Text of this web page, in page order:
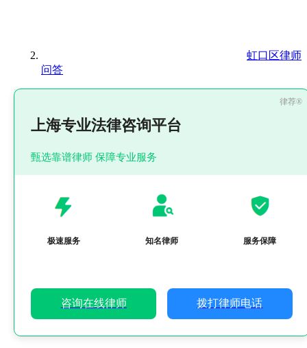
虹口区律师
问答
上海专业法律咨询平台
甄选靠谱律师 保障专业服务
极速服务 知名律师 服务保障
咨询在线律师 拨打律师电话